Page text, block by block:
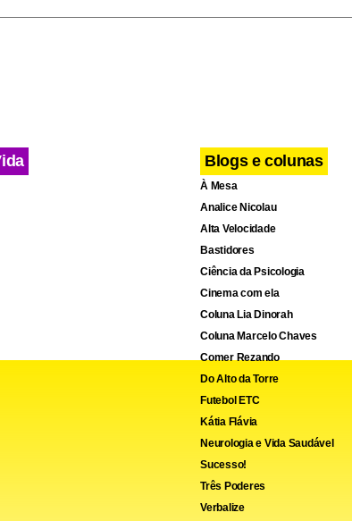
Blogs e colunas
À Mesa
Analice Nicolau
Alta Velocidade
Bastidores
Ciência da Psicologia
Cinema com ela
Coluna Lia Dinorah
Coluna Marcelo Chaves
Comer Rezando
Do Alto da Torre
Futebol ETC
Kátia Flávia
Neurologia e Vida Saudável
Sucesso!
Três Poderes
Verbalize